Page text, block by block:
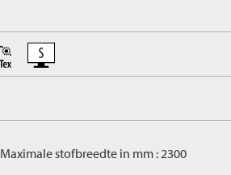
Maximale stofbreedte in mm : 2300